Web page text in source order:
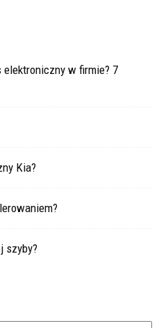
w firmie? 7
Kia?
szyby?